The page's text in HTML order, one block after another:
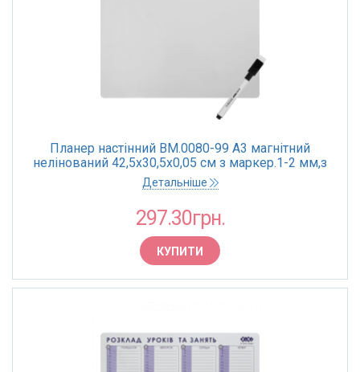
Планер настінний BM.0080-99 А3 магнітний
нелінований 42,5х30,5х0,05 см з маркер.1-2 мм,з
магн.і губ
Детальніше
297.30грн.
КУПИТИ